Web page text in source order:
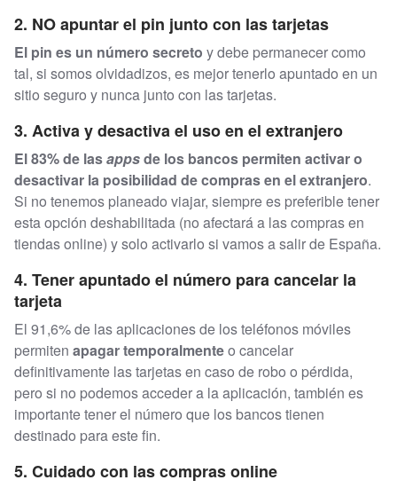
2. NO apuntar el pin junto con las tarjetas
El pin es un número secreto y debe permanecer como
tal, si somos olvidadizos, es mejor tenerlo apuntado en un
sitio seguro y nunca junto con las tarjetas.
3. Activa y desactiva el uso en el extranjero
El 83% de lasappsde los bancos permiten activar o
desactivar la posibilidad de compras en el extranjero.
Si no tenemos planeado viajar, siempre es preferible tener
esta opción deshabilitada (no afectará a las compras en
tiendas online) y solo activarlo si vamos a salir de España.
4. Tener apuntado el número para cancelar la
tarjeta
El 91,6% de las aplicaciones de los teléfonos móviles
permiten apagar temporalmenteo cancelar
definitivamente las tarjetas en caso de robo o pérdida,
pero si no podemos acceder a la aplicación, también es
importante tener el número que los bancos tienen
destinado para este fin.
5. Cuidado con las compras online